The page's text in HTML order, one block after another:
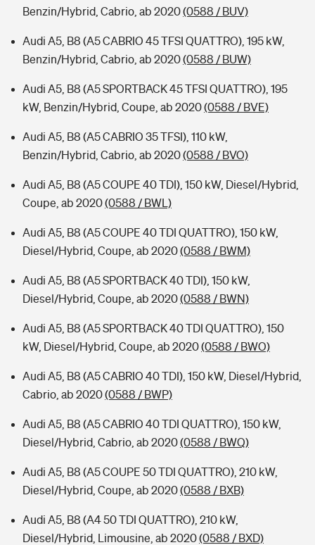
Benzin/Hybrid, Cabrio, ab 2020(0588 / BUV)
Audi A5, B8 (A5 CABRIO 45 TFSI QUATTRO), 195 kW,
Benzin/Hybrid, Cabrio, ab 2020(0588 / BUW)
Audi A5, B8 (A5 SPORTBACK 45 TFSI QUATTRO), 195
kW, Benzin/Hybrid, Coupe, ab 2020(0588 / BVE)
Audi A5, B8 (A5 CABRIO 35 TFSI), 110 kW,
Benzin/Hybrid, Cabrio, ab 2020(0588 / BVO)
Audi A5, B8 (A5 COUPE 40 TDI), 150 kW, Diesel/Hybrid,
Coupe, ab 2020(0588 / BWL)
Audi A5, B8 (A5 COUPE 40 TDI QUATTRO), 150 kW,
Diesel/Hybrid, Coupe, ab 2020(0588 / BWM)
Audi A5, B8 (A5 SPORTBACK 40 TDI), 150 kW,
Diesel/Hybrid, Coupe, ab 2020(0588 / BWN)
Audi A5, B8 (A5 SPORTBACK 40 TDI QUATTRO), 150
kW, Diesel/Hybrid, Coupe, ab 2020(0588 / BWO)
Audi A5, B8 (A5 CABRIO 40 TDI), 150 kW, Diesel/Hybrid,
Cabrio, ab 2020(0588 / BWP)
Audi A5, B8 (A5 CABRIO 40 TDI QUATTRO), 150 kW,
Diesel/Hybrid, Cabrio, ab 2020(0588 / BWQ)
Audi A5, B8 (A5 COUPE 50 TDI QUATTRO), 210 kW,
Diesel/Hybrid, Coupe, ab 2020(0588 / BXB)
Audi A5, B8 (A4 50 TDI QUATTRO), 210 kW,
Diesel/Hybrid, Limousine, ab 2020(0588 / BXD)